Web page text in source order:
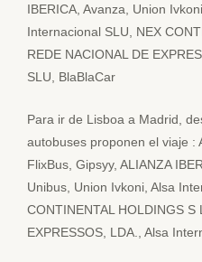
IBERICA, Avanza, Union
Internacional SLU, NEX
REDE NACIONAL DE
SLU, BlaBlaCar
Para ir de Lisboa a Madrid,
autobuses proponen el viaje :
FlixBus, Gipsyy, ALIANZA
Unibus, Union Ivkoni, Alsa
CONTINENTAL HOLDINGS S
EXPRESSOS, LDA., Alsa